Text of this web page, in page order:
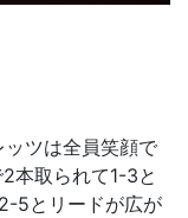
ツは全員笑顔で
本取られて1-3と
5とリードが広が